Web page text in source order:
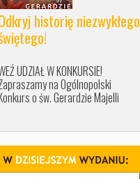
historię niezwykłego
UDZIAŁ W KONKURSIE!
na Ogólnopolski
o św. Gerardzie Majelli